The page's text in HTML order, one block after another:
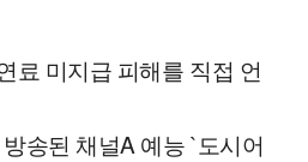
료 미지급 피해를 직접 언
송된 채널A 예능 `도시어